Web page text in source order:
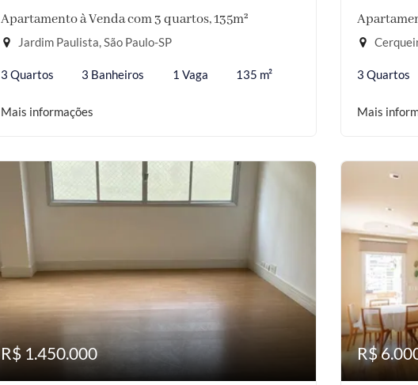
Apartamento à Venda com 3 quartos, 135m²
Jardim Paulista, São Paulo-SP
3 Quartos 3 Banheiros 1 Vaga 135 m²
Mais informações
3 Quartos
Mais
R$ 1.450.000 R$